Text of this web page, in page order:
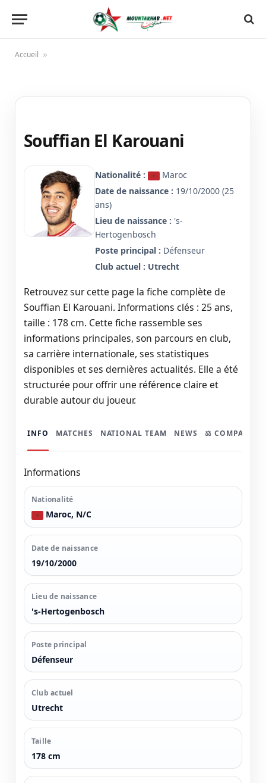
Accueil »
Souffian El Karouani
Nationalité :
Maroc
Date de naissance : 19/10/2000 (25
ans)
Lieu de naissance : 's-
Hertogenbosch
Poste principal : Défenseur
Club actuel : Utrecht
Retrouvez sur cette page la fiche complète de
Souffian El Karouani. Informations clés : 25 ans,
taille : 178 cm. Cette fiche rassemble ses
informations principales, son parcours en club,
sa carrière internationale, ses statistiques
disponibles et ses dernières actualités. Elle a été
structurée pour offrir une référence claire et
durable autour du joueur.
INFO MATCHES NATIONAL TEAM NEWS ⚖️ COMPARER
Informations
Nationalité
Maroc, N/C
Date de naissance
19/10/2000
Lieu de naissance
's-Hertogenbosch
Poste principal
Défenseur
Club actuel
Utrecht
Taille
178 cm